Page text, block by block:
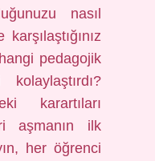
nasıl
hangi pedagojik
karartıları
aşmanın ilk
her öğrenci